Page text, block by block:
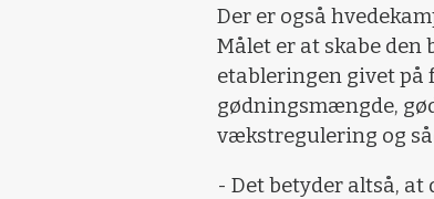
Der er også
Målet er at skabe den
etableringen givet på
gødningsmængde,
vækstregulering og
- Det betyder altså,